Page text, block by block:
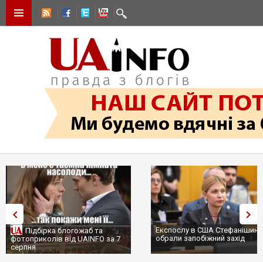
Підбірка блогожаб та
фотоприколів від UAINFO за 7
серпня
Експослу в США
обрали запобіжний захід